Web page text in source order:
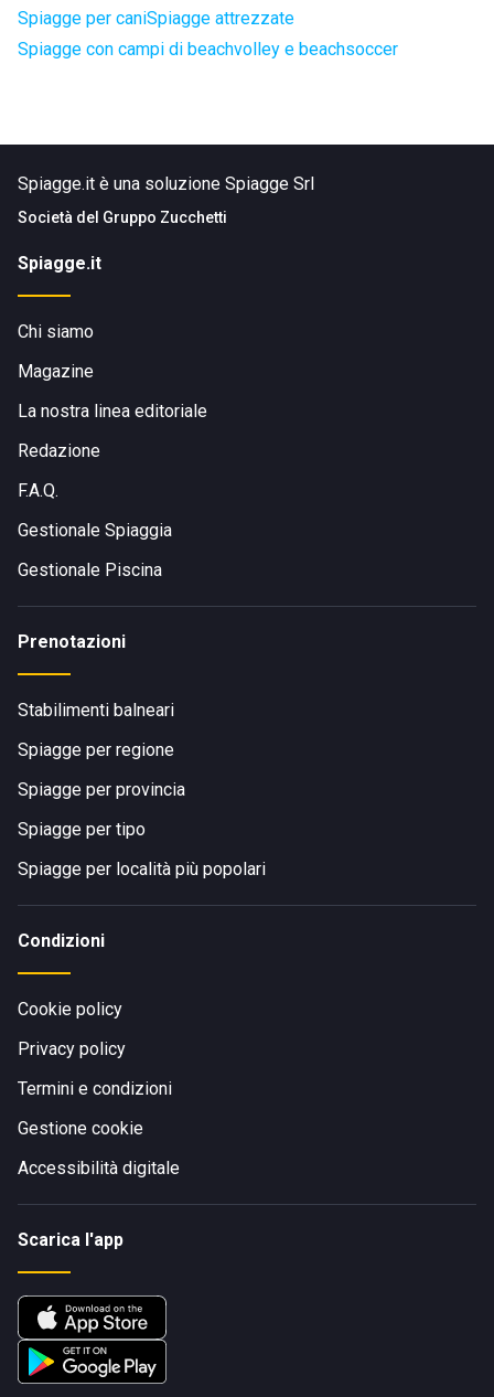
Spiagge per caniSpiagge attrezzate
Spiagge con campi di beachvolley e beachsoccer
Spiagge.it è una soluzione Spiagge Srl
Società del Gruppo Zucchetti
Spiagge.it
Chi siamo
Magazine
La nostra linea editoriale
Redazione
F.A.Q.
Gestionale Spiaggia
Gestionale Piscina
Prenotazioni
Stabilimenti balneari
Spiagge per regione
Spiagge per provincia
Spiagge per tipo
Spiagge per località più popolari
Condizioni
Cookie policy
Privacy policy
Termini e condizioni
Gestione cookie
Accessibilità digitale
Scarica l'app